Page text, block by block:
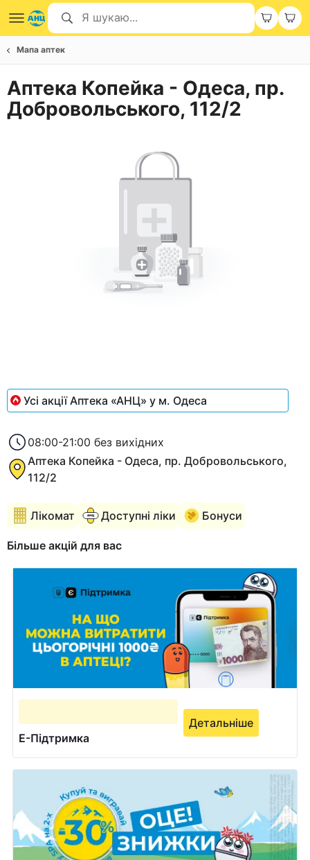
Мапа аптек
Аптека Копейка - Одеса, пр.
Добровольського, 112/2
Усі акції Аптека «АНЦ» у м. Одеса
08:00-21:00 без вихідних
Аптека Копейка - Одеса, пр. Добровольського,
112/2
Лікомат Доступні ліки Бонуси
Більше акцій для вас
Е-Підтримка
Детальніше